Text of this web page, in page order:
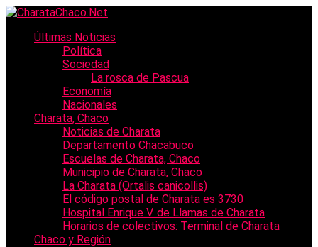
Últimas Noticias
Política
Sociedad
La rosca de Pascua
Economía
Nacionales
Charata, Chaco
Noticias de Charata
Departamento Chacabuco
Escuelas de Charata, Chaco
Municipio de Charata, Chaco
La Charata (Ortalis canicollis)
El código postal de Charata es 3730
Hospital Enrique V. de Llamas de Charata
Horarios de colectivos: Terminal de Charata
Chaco y Región